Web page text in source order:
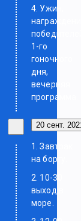
4. Ужин,
1-го
гоночного
дня,
вечерняя
программа.
20 сент.
1. Завтрак
на борту.
2. 10-30
выход в
море.